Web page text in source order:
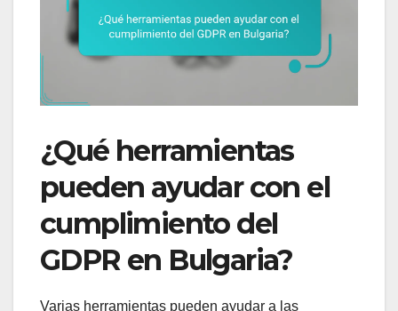
¿Qué herramientas
pueden ayudar con el
cumplimiento del
GDPR en Bulgaria?
Varias herramientas pueden ayudar a las